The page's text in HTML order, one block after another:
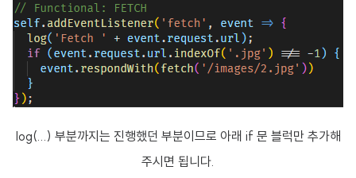
log(...) 부분까지는 진행했던 부분이므로 아래 if 문 블럭만 추가해
주시면 됩니다.